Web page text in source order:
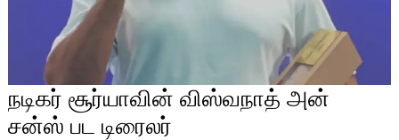
நடிகர் சூர்யாவின் விஸ்வநாத் அன்
சன்ஸ் பட டிரைலர்